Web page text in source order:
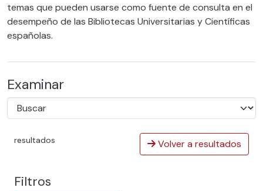
temas que pueden usarse como fuente de consulta en el
desempeño de las Bibliotecas Universitarias y Científicas
españolas.
Examinar
resultados Volver a resultados
Filtros